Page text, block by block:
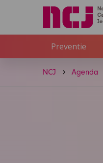
Preventie
NCJ Agenda